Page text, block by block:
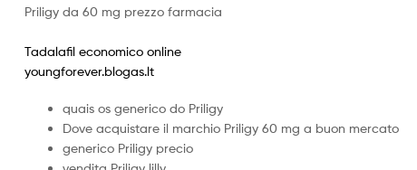
Priligy da 60 mg prezzo farmacia
Tadalafil economico online
youngforever.blogas.lt
quais os generico do Priligy
Dove acquistare il marchio Priligy 60 mg a buon mercato
generico Priligy precio